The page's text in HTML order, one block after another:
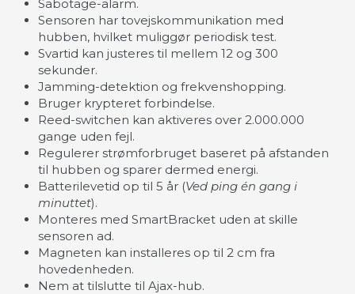
Sabotage-alarm.
Sensoren har tovejskommunikation med
hubben, hvilket muliggør periodisk test.
Svartid kan justeres til mellem 12 og 300
sekunder.
Jamming-detektion og frekvenshopping.
Bruger krypteret forbindelse.
Reed-switchen kan aktiveres over 2.000.000
gange uden fejl.
Regulerer strømforbruget baseret på afstanden
til hubben og sparer dermed energi.
Batterilevetid op til 5 år (Ved ping én gang i
minuttet).
Monteres med SmartBracket uden at skille
sensoren ad.
Magneten kan installeres op til 2 cm fra
hovedenheden.
Nem at tilslutte til Ajax-hub.